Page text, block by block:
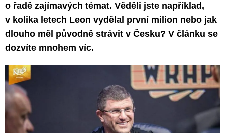
o řadě zajímavých témat. Věděli jste například,
v kolika letech Leon vydělal první milion nebo jak
dlouho měl původně strávit v Česku? V článku se
dozvíte mnohem víc.